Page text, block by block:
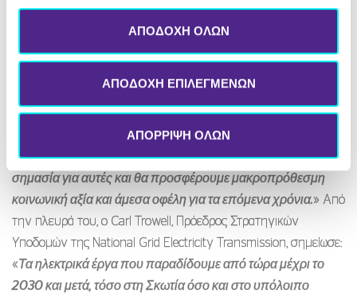
ΑΠΟΔΟΧΗ ΟΛΩΝ
ΑΠΟΔΟΧΗ ΕΠΙΛΕΓΜΕΝΩΝ
ΑΠΟΡΡΙΨΗ ΟΛΩΝ
ανάπτυξη ενός σύγχρονου ηλεκτρικού δικτύου για το
μέλλον. Παράλληλα, θα ενισχύσει την οικονομική ανάπτυξη,
θα δημιουργήσει θέσεις εργασίας και θα τονώσει την
ενώ θα παρέχει άμεσα οφέλη και στις τοπικές κοινότητες
που φιλοξενούν αυτή την κρίσιμη υποδομή. Μαζί με τους
συνεργάτες μας στη National Grid Electricity Transmission,
θα στηρίξουμε τις τοπικές κοινωνίες με έργα που έχουν
σημασία για αυτές και θα προσφέρουμε μακροπρόθεσμη
κοινωνική αξία και άμεσα οφέλη για τα επόμενα χρόνια.» Από
την πλευρά του, ο Carl Trowell, Πρόεδρος Στρατηγικών
Υποδομών της National Grid Electricity Transmission, σημείωσε:
«Τα ηλεκτρικά έργα που παραδίδουμε από τώρα μέχρι το
2030 και μετά, τόσο στη Σκωτία όσο και στο υπόλοιπο